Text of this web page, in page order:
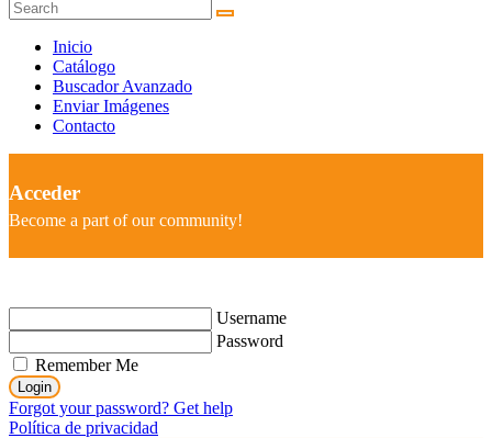
Inicio
Catálogo
Buscador Avanzado
Enviar Imágenes
Contacto
Acceder
Become a part of our community!
Username
Password
Remember Me
Login
Forgot your password? Get help
Política de privacidad